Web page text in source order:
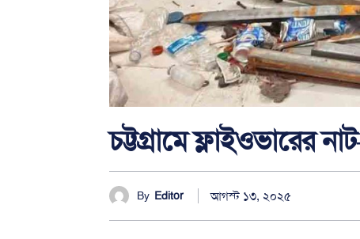
চট্টগ্রামে ফ্লাইওভারের
By Editor আগস্ট ১৩, ২০২৫